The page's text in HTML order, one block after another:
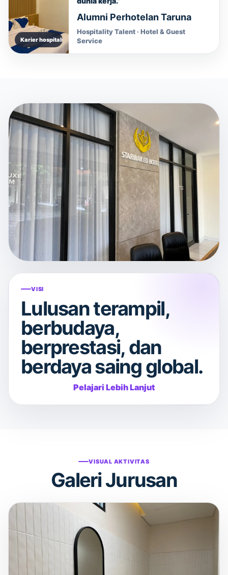
Karier hospitality
Alumni Perhotelan Taruna
Hospitality Talent · Hotel & Guest
Service
VISI
Lulusan terampil,
berbudaya,
berprestasi, dan
berdaya saing global.
Pelajari Lebih Lanjut
VISUAL AKTIVITAS
Galeri Jurusan